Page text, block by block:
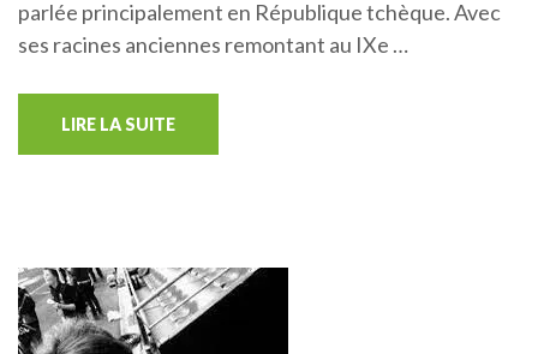
parlée principalement en République tchèque. Avec
ses racines anciennes remontant au IXe …
LIRE LA SUITE